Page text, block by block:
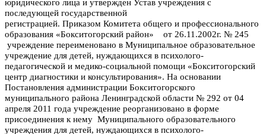
юридического лица и утвержден Устав учреждения с
последующей государственной
регистрацией. Приказом Комитета общего и профессионального
образования «Бокситогорский район» от 26.11.2002г. № 245
учреждение переименовано в Муниципальное образовательное
учреждение для детей, нуждающихся в психолого-
педагогической и медико-социальной помощи «Бокситогорский
центр диагностики и консультирования». На основании
Постановления администрации Бокситогорского
муниципального района Ленинградской области № 292 от 04
апреля 2011 года учреждение реорганизовано в форме
присоединения к нему Муниципального образовательного
учреждения для детей, нуждающихся в психолого-